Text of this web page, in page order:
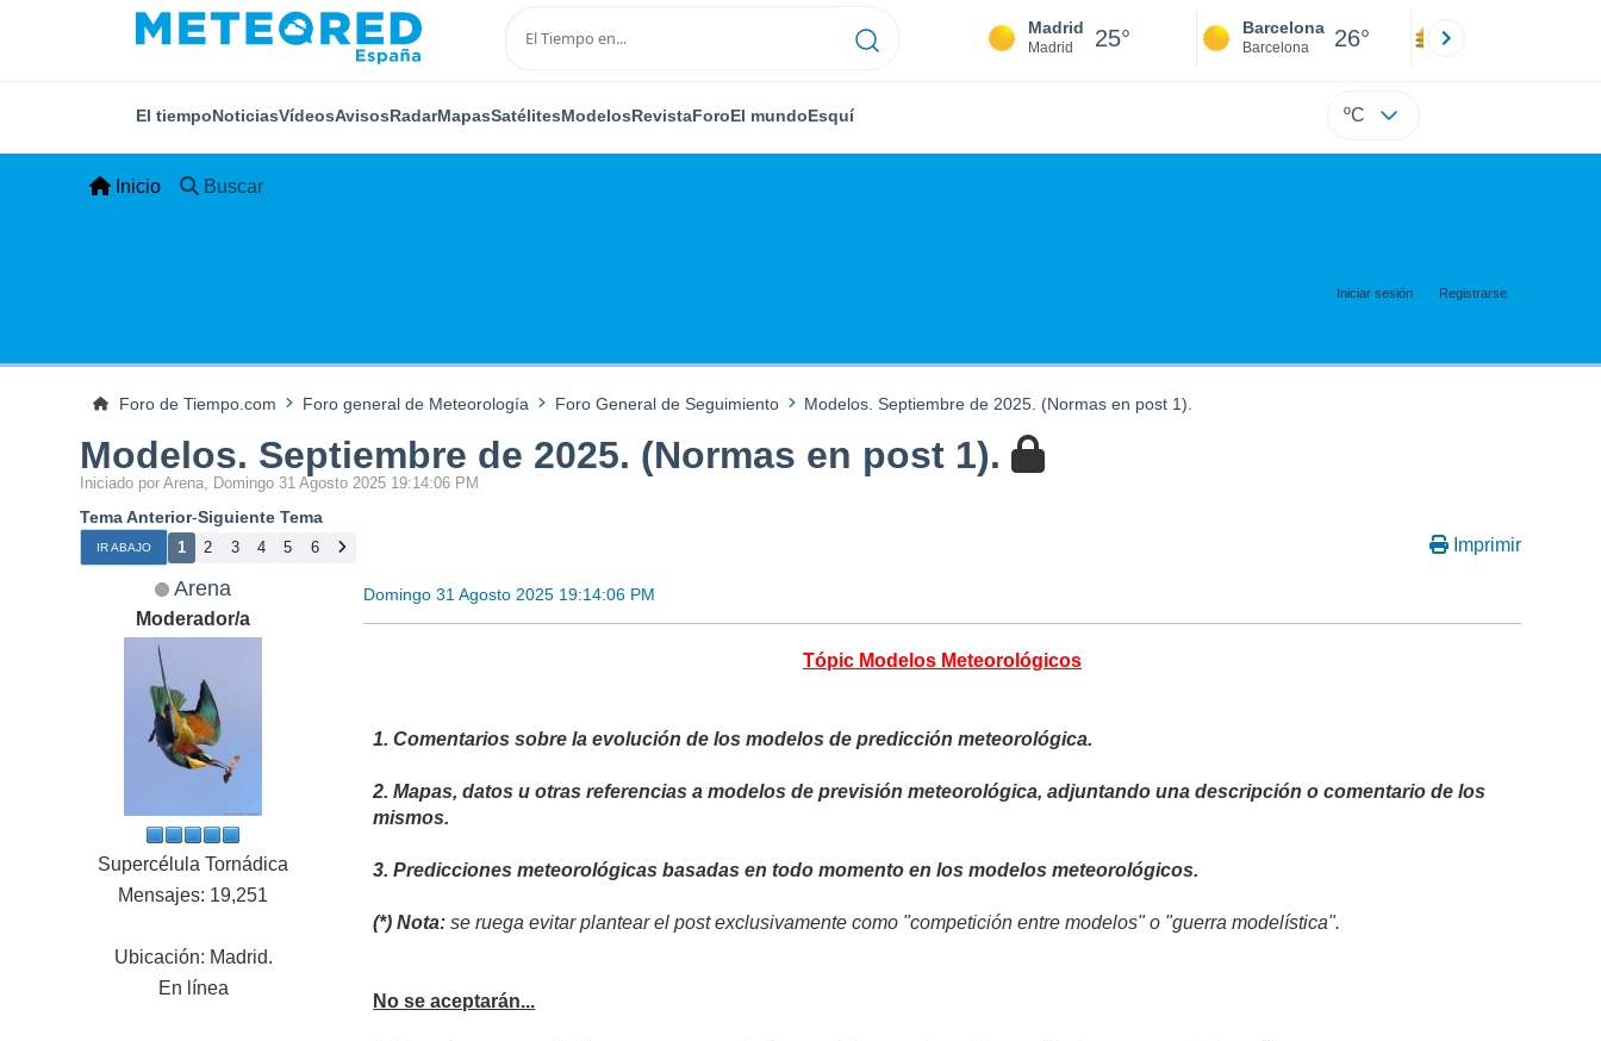
Madrid
Madrid 25° Barcelona
Barcelona 26°
El tiempoNoticiasVídeosAvisosRadarMapasSatélitesModelosRevistaForoEl mundoEsquí ºC
Inicio Buscar
Iniciar sesión Registrarse
Foro de Tiempo.com Foro general de Meteorología Foro General de Seguimiento Modelos. Septiembre de 2025. (Normas en post 1).
Modelos. Septiembre de 2025. (Normas en post 1).
Iniciado por Arena, Domingo 31 Agosto 2025 19:14:06 PM
Tema Anterior-Siguiente Tema
IR ABAJO 1 2 3 4 5 6 Imprimir
Arena
Moderador/a
Supercélula Tornádica
Mensajes: 19,251
Ubicación: Madrid.
En línea
Domingo 31 Agosto 2025 19:14:06 PM
Tópic Modelos Meteorológicos
1. Comentarios sobre la evolución de los modelos de predicción meteorológica.
2. Mapas, datos u otras referencias a modelos de previsión meteorológica, adjuntando una descripción o comentario de los
mismos.
3. Predicciones meteorológicas basadas en todo momento en los modelos meteorológicos.
(*) Nota: se ruega evitar plantear el post exclusivamente como "competición entre modelos" o "guerra modelística".
No se aceptarán...